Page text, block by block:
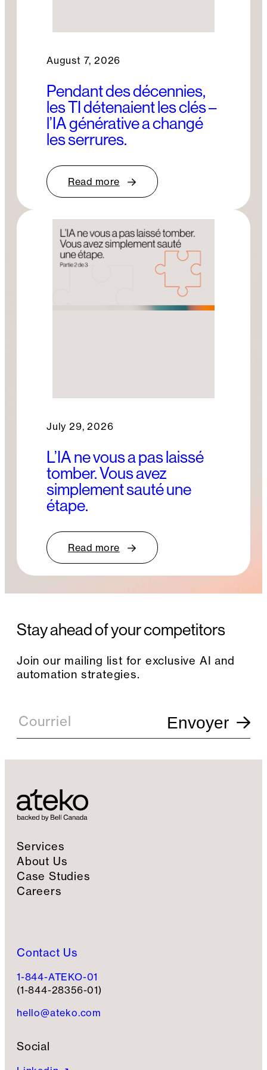
August 7, 2026
Pendant des décennies,
les TI détenaient les clés –
l’IA générative a changé
les serrures.
Read more
July 29, 2026
L’IA ne vous a pas laissé
tomber. Vous avez
simplement sauté une
étape.
Read more
Stay ahead of your competitors
Join our mailing list for exclusive AI and
automation strategies.
a
i
n
u
Courriel Envoyer
Services
About Us
Case Studies
Careers
Contact Us
1-844-ATEKO-01
(1-844-28356-01)
hello@ateko.com
Social